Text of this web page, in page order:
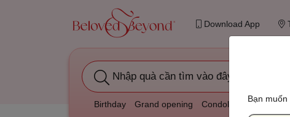
Download App
Nhập quà cần tìm vào đây
Birthday Grand opening Condolatory
Bạn